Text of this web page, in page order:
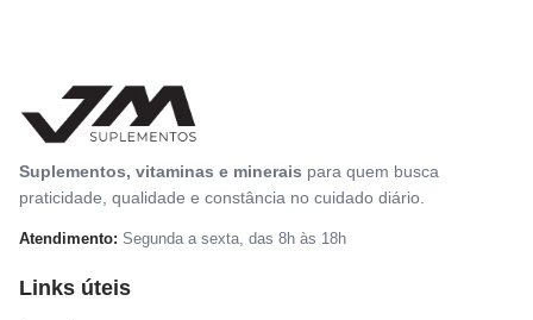
Suplementos, vitaminas e minerais para quem busca
praticidade, qualidade e constância no cuidado diário.
Atendimento: Segunda a sexta, das 8h às 18h
Links úteis